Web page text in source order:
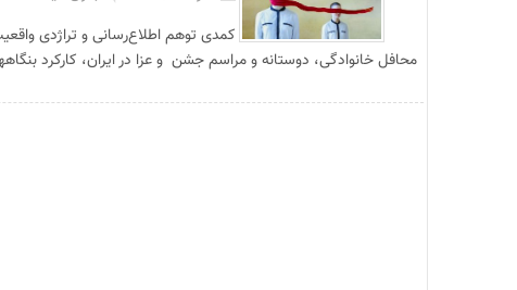
کمدی توهم اطلاع‌رسانی و تراژدی
محافل خانوادگی، دوستانه و مراسم جشن و عزا در ایران، کارکرد